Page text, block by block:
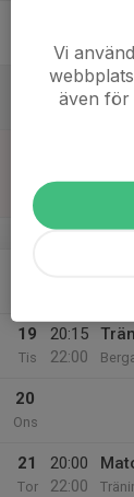
19
Tis
20:15
22:00
20
Ons
21
Tor
20:00
22:00
Vi
även för